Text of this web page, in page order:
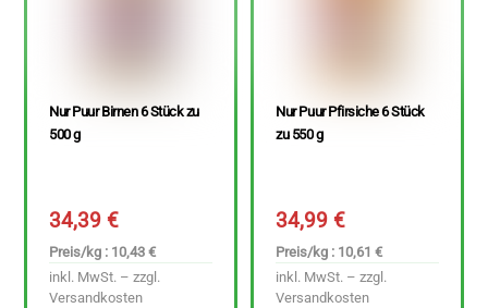
Nur Puur Birnen 6 Stück zu
500 g
34,39€
Preis/kg : 10,43 €
inkl. MwSt. – zzgl.
Versandkosten
Nur Puur Pfirsiche 6 Stück
zu 550 g
34,99€
Preis/kg : 10,61 €
inkl. MwSt. – zzgl.
Versandkosten